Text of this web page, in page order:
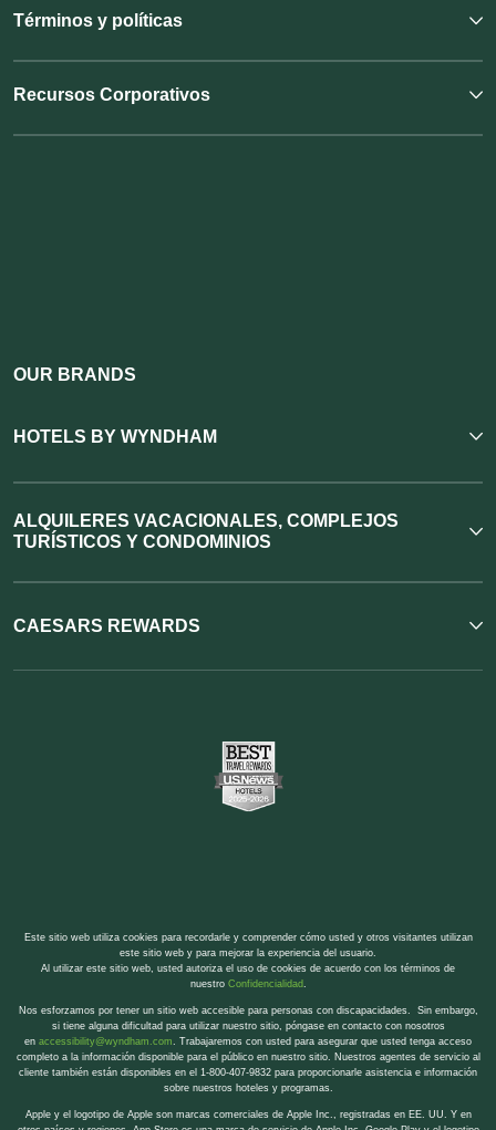
Términos y políticas
Recursos Corporativos
OUR BRANDS
HOTELS BY WYNDHAM
ALQUILERES VACACIONALES, COMPLEJOS
TURÍSTICOS Y CONDOMINIOS
CAESARS REWARDS
Este sitio web utiliza cookies para recordarle y comprender cómo usted y otros visitantes utilizan
este sitio web y para mejorar la experiencia del usuario.
Al utilizar este sitio web, usted autoriza el uso de cookies de acuerdo con los términos de
nuestro Confidencialidad
Nos esforzamos por tener un sitio web accesible para personas con discapacidades. Sin embargo,
si tiene alguna dificultad para utilizar nuestro sitio, póngase en contacto con nosotros
en accessibility@wyndham.com . Trabajaremos con usted para asegurar que usted tenga acceso
completo a la información disponible para el público en nuestro sitio. Nuestros agentes de servicio al
cliente también están disponibles en el 1-800-407-9832 para proporcionarle asistencia e información
sobre nuestros hoteles y programas.
Apple y el logotipo de Apple son marcas comerciales de Apple Inc., registradas en EE. UU. Y en